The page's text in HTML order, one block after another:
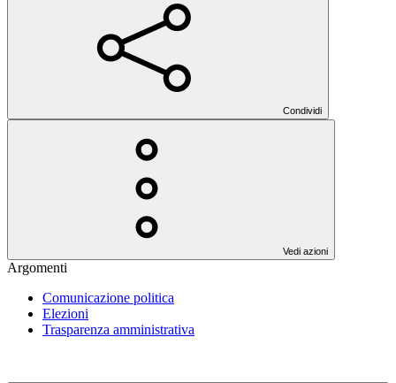
Condividi
Vedi azioni
Argomenti
Comunicazione politica
Elezioni
Trasparenza amministrativa